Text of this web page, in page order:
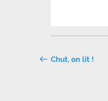
Navigation
Chut, on lit !